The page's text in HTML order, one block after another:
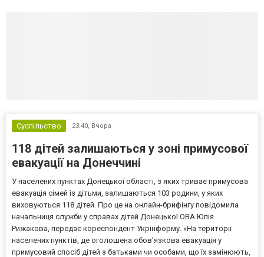
Суспільство 23:40, Вчора
118 дітей залишаються у зоні примусової
евакуації на Донеччині
У населених пунктах Донецької області, з яких триває примусова
евакуація сімей із дітьми, залишаються 103 родини, у яких
виховуються 118 дітей. Про це на онлайн-брифінгу повідомила
начальниця служби у справах дітей Донецької ОВА Юлія
Рижакова, передає кореспондент Укрінформу. «На території
населених пунктів, де оголошена обов’язкова евакуація у
примусовий спосіб дітей з батьками чи особами, що їх замінюють,